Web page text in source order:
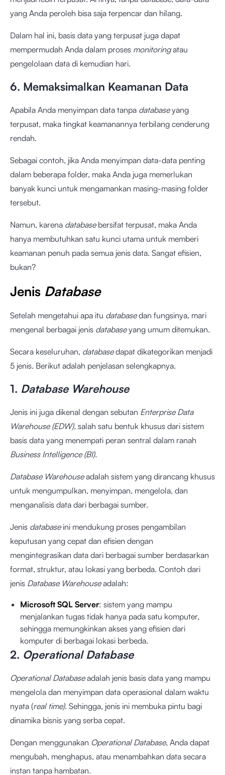
yang Anda peroleh bisa saja terpencar dan hilang.
Dalam hal ini, basis data yang terpusat juga dapat
mempermudah Anda dalam proses monitoringatau
pengelolaan data di kemudian hari.
6. Memaksimalkan Keamanan Data
Apabila Anda menyimpan data tanpa databaseyang
terpusat, maka tingkat keamanannya terbilang cenderung
rendah.
Sebagai contoh, jika Anda menyimpan data-data penting
dalam beberapa folder, maka Anda juga memerlukan
banyak kunci untuk mengamankan masing-masing folder
tersebut.
Namun, karena database bersifat terpusat, maka Anda
hanya membutuhkan satu kunci utama untuk memberi
keamanan penuh pada semua jenis data. Sangat efisien,
bukan?
Jenis Database
Setelah mengetahui apa itu databasedan fungsinya, mari
mengenal berbagai jenis databaseyang umum ditemukan.
Secara keseluruhan, databasedapat dikategorikan menjadi
5 jenis. Berikut adalah penjelasan selengkapnya.
1. Database Warehouse
Jenis ini juga dikenal dengan sebutan Enterprise Data
Warehouse (EDW), salah satu bentuk khusus dari sistem
basis data yang menempati peran sentral dalam ranah
Business Intelligence (BI).
Database Warehouseadalah sistem yang dirancang khusus
untuk mengumpulkan, menyimpan, mengelola, dan
menganalisis data dari berbagai sumber.
Jenis database ini mendukung proses pengambilan
keputusan yang cepat dan efisien dengan
mengintegrasikan data dari berbagai sumber berdasarkan
format, struktur, atau lokasi yang berbeda. Contoh dari
jenis Database Warehouseadalah:
Microsoft SQL Server: sistem yang mampu
menjalankan tugas tidak hanya pada satu komputer,
sehingga memungkinkan akses yang efisien dari
komputer di berbagai lokasi berbeda.
2. Operational Database
Operational Databaseadalah jenis basis data yang mampu
mengelola dan menyimpan data operasional dalam waktu
nyata (real time). Sehingga, jenis ini membuka pintu bagi
dinamika bisnis yang serba cepat.
Dengan menggunakan Operational Database, Anda dapat
mengubah, menghapus, atau menambahkan data secara
instan tanpa hambatan.